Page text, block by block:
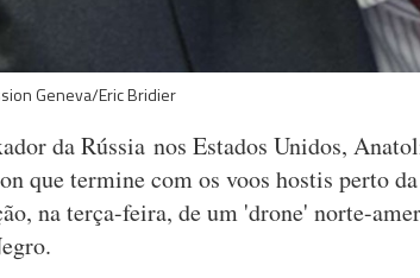
Geneva/Eric Bridier
da Rússia nos Estados Unidos,
que termine com os voos hostis perto
na terça-feira, de um 'drone' norte-